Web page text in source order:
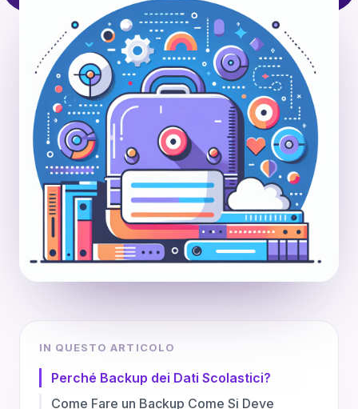
IN QUESTO ARTICOLO
Perché Backup dei Dati Scolastici?
Come Fare un Backup Come Si Deve